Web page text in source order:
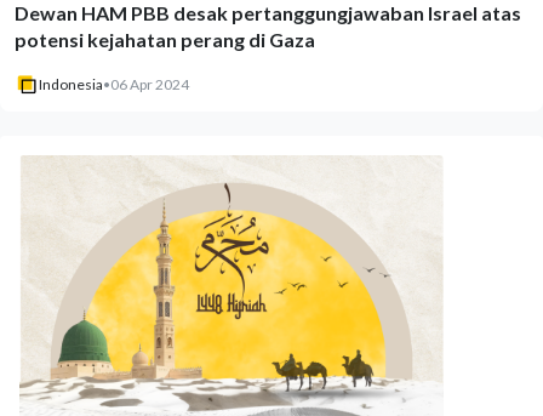
Dewan HAM PBB desak pertanggungjawaban Israel atas
potensi kejahatan perang di Gaza
Indonesia•06 Apr 2024